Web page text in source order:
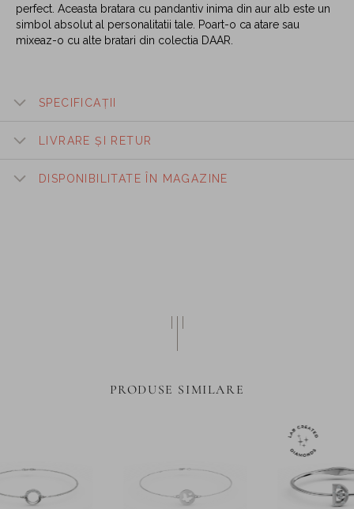
perfect. Aceasta bratara cu pandantiv inima din aur alb este un
simbol absolut al personalitatii tale. Poart-o ca atare sau
mixeaz-o cu alte bratari din colectia DAAR.
SPECIFICAȚII
LIVRARE ȘI RETUR
DISPONIBILITATE ÎN MAGAZINE
PRODUSE SIMILARE